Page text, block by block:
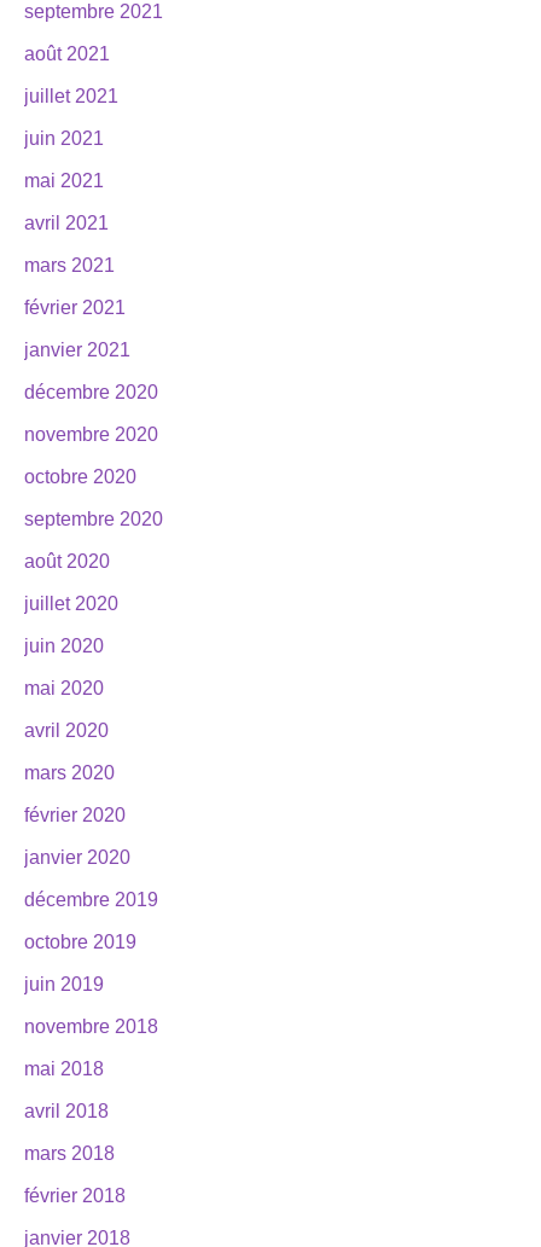
septembre 2021
août 2021
juillet 2021
juin 2021
mai 2021
avril 2021
mars 2021
février 2021
janvier 2021
décembre 2020
novembre 2020
octobre 2020
septembre 2020
août 2020
juillet 2020
juin 2020
mai 2020
avril 2020
mars 2020
février 2020
janvier 2020
décembre 2019
octobre 2019
juin 2019
novembre 2018
mai 2018
avril 2018
mars 2018
février 2018
janvier 2018